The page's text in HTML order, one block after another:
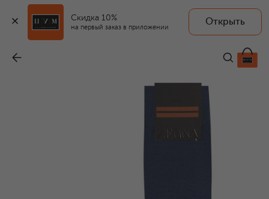
Скидка 10%
на первый заказ в приложении
Открыть
4 530 ₽